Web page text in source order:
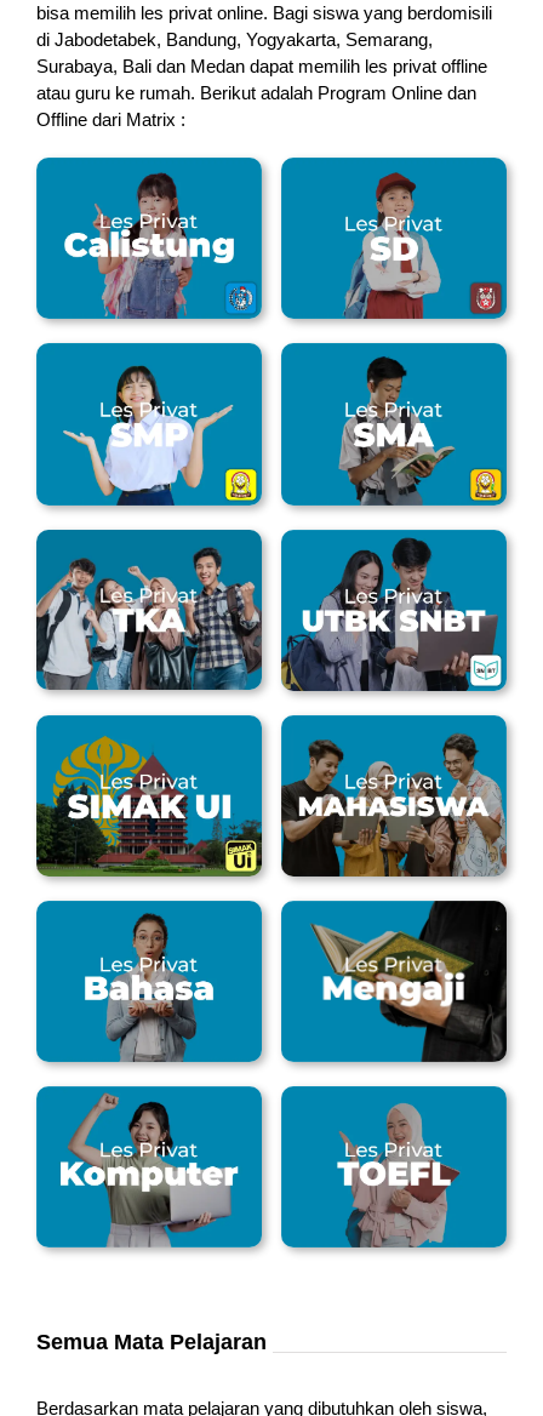
bisa memilih les privat online. Bagi siswa yang berdomisili
di Jabodetabek, Bandung, Yogyakarta, Semarang,
Surabaya, Bali dan Medan dapat memilih les privat offline
atau guru ke rumah. Berikut adalah Program Online dan
Offline dari Matrix :
Semua Mata Pelajaran
Berdasarkan mata pelajaran yang dibutuhkan oleh siswa,